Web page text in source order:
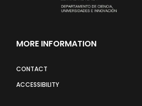
MORE INFORMATION
CONTACT
ACCESSIBILITY